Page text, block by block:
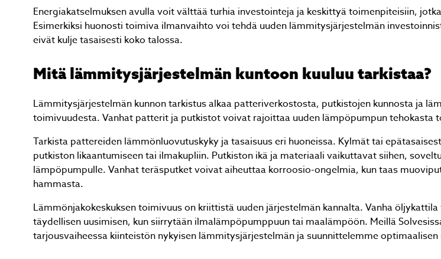
Energiakatselmuksen avulla voit välttää turhia investointeja ja keskittyä toimenpiteisiin,
Esimerkiksi huonosti toimiva ilmanvaihto voi tehdä uuden lämmitysjärjestelmän
eivät kulje tasaisesti koko talossa.
Mitä lämmitysjärjestelmän kuntoon kuuluu tarkistaa?
Lämmitysjärjestelmän kunnon tarkistus alkaa patteriverkostosta, putkistojen kunnosta ja
toimivuudesta. Vanhat patterit ja putkistot voivat rajoittaa uuden lämpöpumpun tehokasta
Tarkista pattereiden lämmönluovutuskyky ja tasaisuus eri huoneissa. Kylmät tai
putkiston likaantumiseen tai ilmakupliin. Putkiston ikä ja materiaali vaikuttavat siihen,
lämpöpumpulle. Vanhat teräsputket voivat aiheuttaa korroosio-ongelmia, kun taas
hammasta.
Lämmönjakokeskuksen toimivuus on kriittistä uuden järjestelmän kannalta. Vanha
täydellisen uusimisen, kun siirrytään ilmalämpöpumppuun tai maalämpöön. Meillä
tarjousvaiheessa kiinteistön nykyisen lämmitysjärjestelmän ja suunnittelemme